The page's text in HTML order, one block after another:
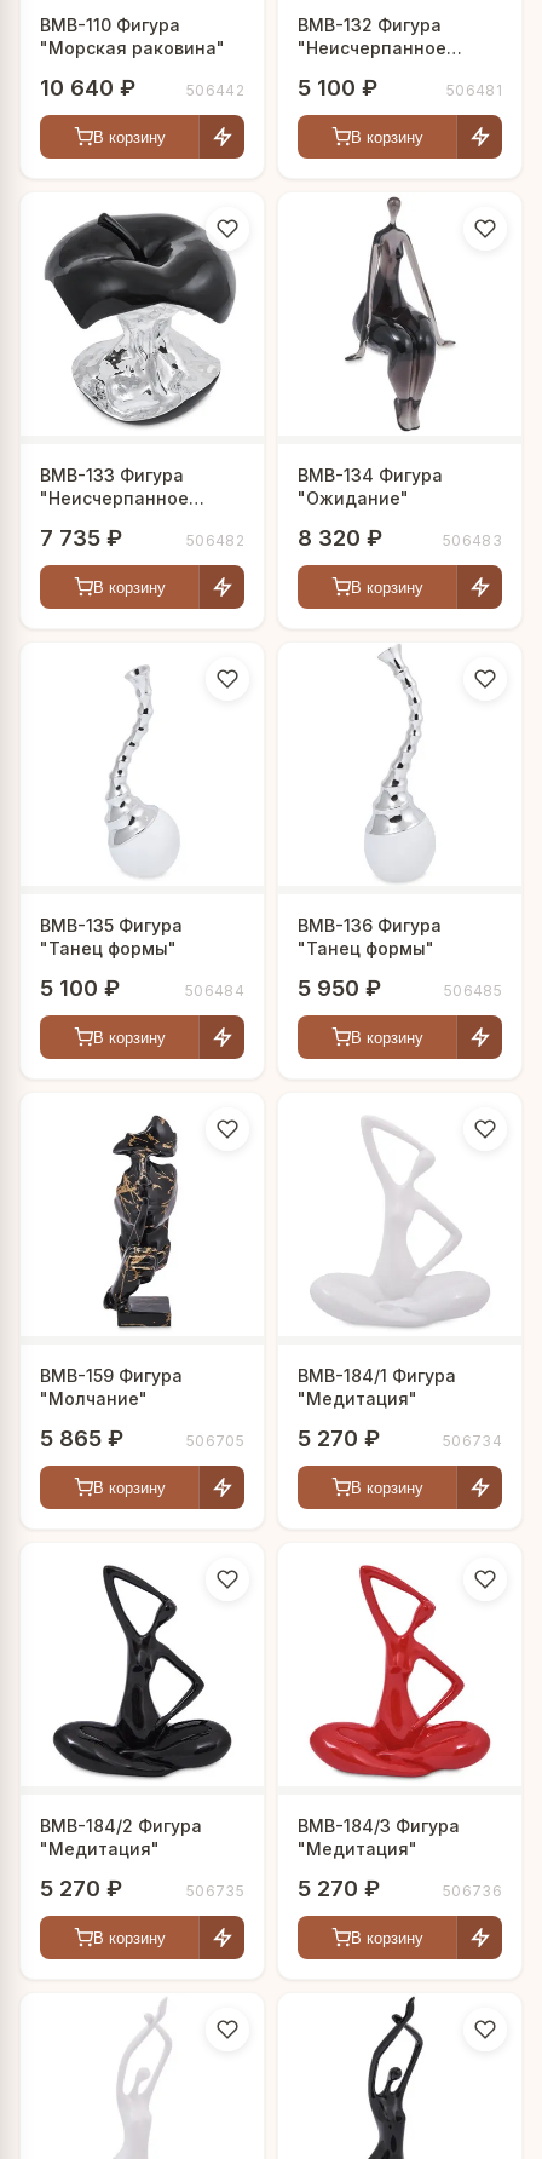
BMB-110 Фигура
"Морская раковина"
10 640 ₽ 506442
В корзину
BMB-132 Фигура
"Неисчерпанное
5 100 ₽ 506481
В корзину
BMB-133 Фигура
"Неисчерпанное
7 735 ₽ 506482
В корзину
BMB-134 Фигура
"Ожидание"
8 320 ₽ 506483
В корзину
BMB-135 Фигура
"Танец формы"
5 100 ₽ 506484
В корзину
BMB-136 Фигура
"Танец формы"
5 950 ₽ 506485
В корзину
BMB-159 Фигура
"Молчание"
5 865 ₽ 506705
В корзину
BMB-184/1 Фигура
"Медитация"
5 270 ₽ 506734
В корзину
BMB-184/2 Фигура
"Медитация"
5 270 ₽ 506735
В корзину
BMB-184/3 Фигура
"Медитация"
5 270 ₽ 506736
В корзину